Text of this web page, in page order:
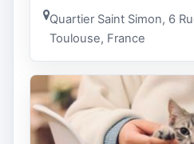
Quartier Saint Simon, 6
Toulouse, France